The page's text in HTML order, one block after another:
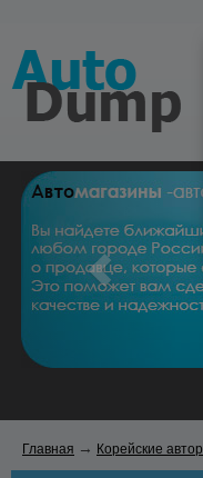
Главная → Корейские